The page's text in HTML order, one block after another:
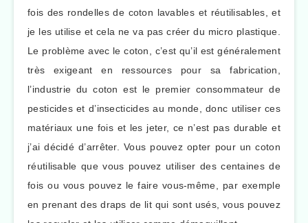
fois des rondelles de coton lavables et réutilisables, et
je les utilise et cela ne va pas créer du micro plastique.
Le problème avec le coton, c’est qu’il est généralement
très exigeant en ressources pour sa fabrication,
l’industrie du coton est le premier consommateur de
pesticides et d’insecticides au monde, donc utiliser ces
matériaux une fois et les jeter, ce n’est pas durable et
j’ai décidé d’arrêter. Vous pouvez opter pour un coton
réutilisable que vous pouvez utiliser des centaines de
fois ou vous pouvez le faire vous-même, par exemple
en prenant des draps de lit qui sont usés, vous pouvez